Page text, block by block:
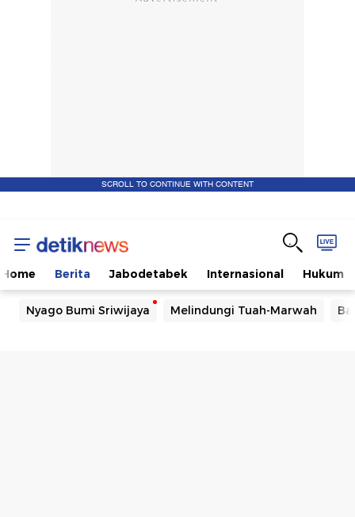
SCROLL TO CONTINUE WITH CONTENT
Home Berita Jabodetabek Internasional Hukum
Nyago Bumi Sriwijaya Melindungi Tuah-Marwah